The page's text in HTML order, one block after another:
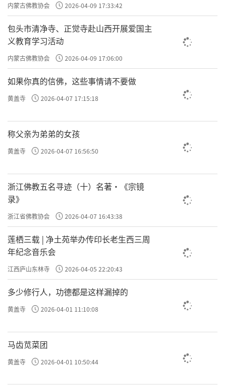
内蒙古佛教协会 2026-04-09 17:33:42
包头市清净寺、正觉寺赴山西开展爱国主
义教育学习活动
内蒙古佛教协会 2026-04-09 17:06:00
如果你真的信佛，这些事情请不要做
黄盖寺 2026-04-07 17:15:18
称父亲为弟弟的女孩
黄盖寺 2026-04-07 16:56:50
浙江佛教五名寻迹（十）名著·《宗镜
录》
浙江省佛教协会 2026-04-07 16:43:38
莲栖三载 | 净土苑举办传印长老生西三周
年纪念音乐会
江西庐山东林寺 2026-04-05 22:20:43
多少修行人，功德都是这样漏掉的
黄盖寺 2026-04-01 11:10:08
马齿苋菜团
黄盖寺 2026-04-01 10:50:44